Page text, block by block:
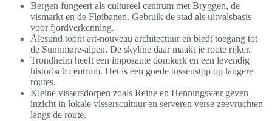
Bergen fungeert als cultureel centrum met Bryggen, de
vismarkt en de Fløibanen. Gebruik de stad als uitvalsbasis
voor fjordverkenning.
Ålesund toont art-nouveau architectuur en biedt toegang tot
de Sunnmøre-alpen. De skyline daar maakt je route rijker.
Trondheim heeft een imposante domkerk en een levendig
historisch centrum. Het is een goede tussenstop op langere
routes.
Kleine vissersdorpen zoals Reine en Henningsvær geven
inzicht in lokale visserscultuur en serveren verse zeevruchten
langs de route.